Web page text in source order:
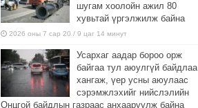
шугам хоолойн ажил 80
хувьтай үргэлжилж байна
2026 оны 7 сар 20 / 9 цаг 14 минут
Усархаг аадар бороо орж
байгаа тул аюулгүй байдлаа
хангаж, үер усны аюулаас
сэрэмжлэхийг нийслэлийн
Онцгой байдлын газраас анхааруулж байна